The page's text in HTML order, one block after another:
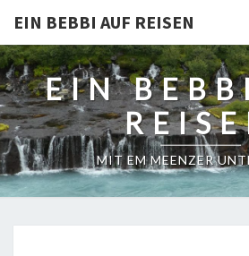
EIN BEBBI AUF REISEN
EIN
MIT EM MEENZER